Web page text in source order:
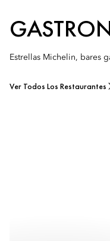
Estrellas Michelin, bares
Ver Todos Los Restaurantes